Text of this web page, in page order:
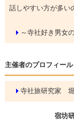
話しやすい方が多い
～寺社好き男女
主催者のプロフィール
寺社旅研究家 堀
宿坊